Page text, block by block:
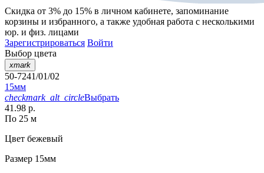
Скидка от 3% до 15% в личном кабинете, запоминание
корзины и избранного, а также удобная работа с несколькими
юр. и физ. лицами
Зарегистрироваться Войти
Выбор цвета
xmark
50-7241/01/02
15мм
checkmark_alt_circleВыбрать
41.98 р.
По 25 м
Цвет бежевый
Размер 15мм